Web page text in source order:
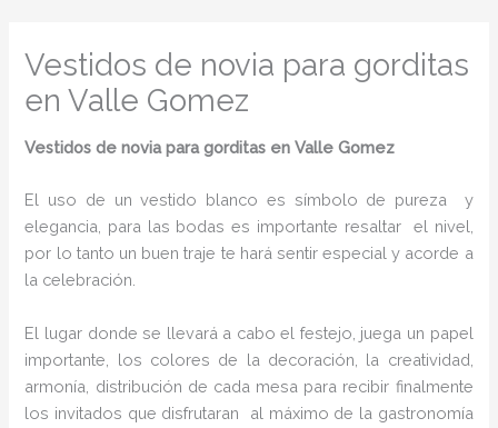
Vestidos de novia para gorditas
en Valle Gomez
Vestidos de novia para gorditas en Valle Gomez
El uso de un vestido blanco es símbolo de pureza y
elegancia, para las bodas es importante resaltar el nivel,
por lo tanto un buen traje te hará sentir especial y acorde a
la celebración.
El lugar donde se llevará a cabo el festejo, juega un papel
importante, los colores de la decoración, la creatividad,
armonía, distribución de cada mesa para recibir finalmente
los invitados que disfrutaran al máximo de la gastronomía